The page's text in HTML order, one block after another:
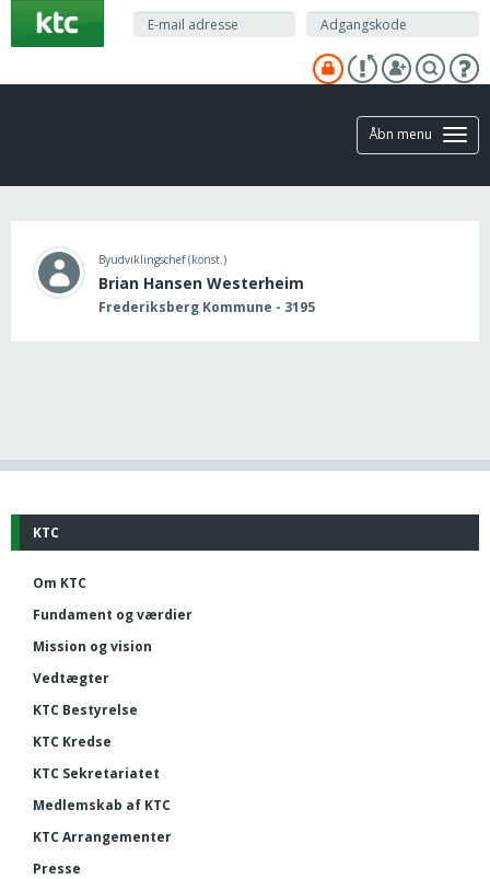
hovedindhold
Åbn menu
Byudviklingschef (konst.)
Brian Hansen Westerheim
Frederiksberg Kommune - 3195
KTC
Om KTC
Fundament og værdier
Mission og vision
Vedtægter
KTC Bestyrelse
KTC Kredse
KTC Sekretariatet
Medlemskab af KTC
KTC Arrangementer
Presse